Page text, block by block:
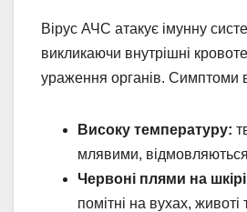
Вірус АЧС атакує імунну
викликаючи внутрішні
ураження органів. Симптоми
Високу температуру:
млявими, відмовляються
Червоні плями на
помітні на вухах, животі